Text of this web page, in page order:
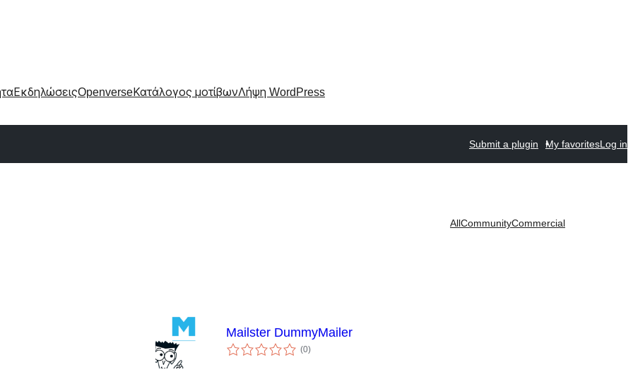
ΕκδηλώσειςOpenverseΚατάλογος μοτίβωνΛήψη WordPress
Submit a plugin My favoritesLog in
AllCommunityCommercial
Mailster DummyMailer
(0αξιολογήσεις
σύνολο
)